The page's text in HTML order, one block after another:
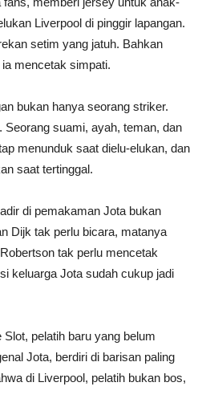
Liverpool di pinggir lapangan.
setim yang jatuh. Bahkan
mencetak simpati.
bukan hanya seorang striker.
Seorang suami, ayah, teman, dan
menunduk saat dielu-elukan, dan
saat tertinggal.
di pemakaman Jota bukan
Dijk tak perlu bicara, matanya
tak perlu mencetak
keluarga Jota sudah cukup jadi
pelatih baru yang belum
Jota, berdiri di barisan paling
di Liverpool, pelatih bukan bos,